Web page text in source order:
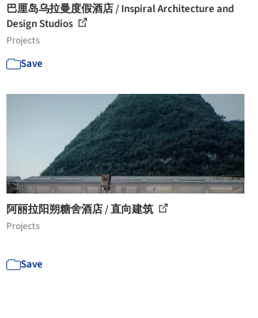
巴厘岛乌拉曼度假酒店 / Inspiral Architecture and
Design Studios
Projects
Save
阿丽拉阳朔糖舍酒店 / 直向建筑
Projects
Save